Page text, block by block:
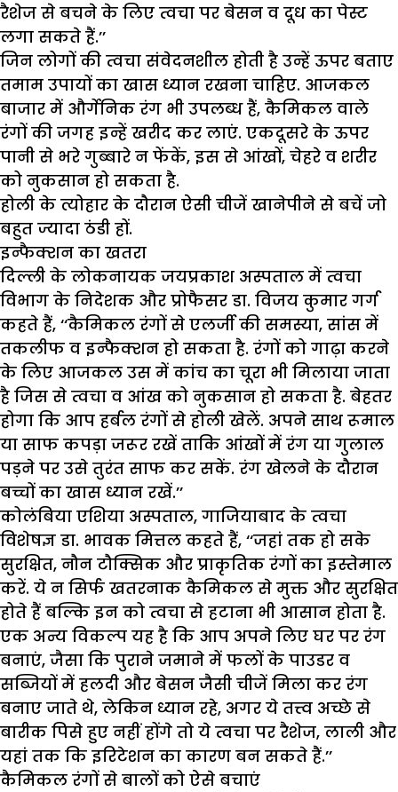
रैशेज से बचने के लिए त्वचा पर बेसन व दूध का पेस्ट
लगा सकते हैं.’’
जिन लोगों की त्वचा संवेदनशील होती है उन्हें ऊपर बताए
तमाम उपायों का खास ध्यान रखना चाहिए. आजकल
बाजार में और्गेनिक रंग भी उपलब्ध हैं, कैमिकल वाले
रंगों की जगह इन्हें खरीद कर लाएं. एकदूसरे के ऊपर
पानी से भरे गुब्बारे न फेंकें, इस से आंखों, चेहरे व शरीर
को नुकसान हो सकता है.
होली के त्योहार के दौरान ऐसी चीजें खानेपीने से बचें जो
बहुत ज्यादा ठंडी हों.
इन्फैक्शन का खतरा
दिल्ली के लोकनायक जयप्रकाश अस्पताल में त्वचा
विभाग के निदेशक और प्रोफैसर डा. विजय कुमार गर्ग
कहते हैं, ‘‘कैमिकल रंगों से एलर्जी की समस्या, सांस में
तकलीफ व इन्फैक्शन हो सकता है. रंगों को गाढ़ा करने
के लिए आजकल उस में कांच का चूरा भी मिलाया जाता
है जिस से त्वचा व आंख को नुकसान हो सकता है. बेहतर
होगा कि आप हर्बल रंगों से होली खेलें. अपने साथ रूमाल
या साफ कपड़ा जरूर रखें ताकि आंखों में रंग या गुलाल
पड़ने पर उसे तुरंत साफ कर सकें. रंग खेलने के दौरान
बच्चों का खास ध्यान रखें.’’
कोलंबिया एशिया अस्पताल, गाजियाबाद के त्वचा
विशेषज्ञ डा. भावक मित्तल कहते हैं, ‘‘जहां तक हो सके
सुरक्षित, नौन टौक्सिक और प्राकृतिक रंगों का इस्तेमाल
करें. ये न सिर्फ खतरनाक कैमिकल से मुक्त और सुरक्षित
होते हैं बल्कि इन को त्वचा से हटाना भी आसान होता है.
एक अन्य विकल्प यह है कि आप अपने लिए घर पर रंग
बनाएं, जैसा कि पुराने जमाने में फलों के पाउडर व
सब्जियों में हलदी और बेसन जैसी चीजें मिला कर रंग
बनाए जाते थे, लेकिन ध्यान रहे, अगर ये तत्त्व अच्छे से
बारीक पिसे हुए नहीं होंगे तो ये त्वचा पर रैशेज, लाली और
यहां तक कि इरिटेशन का कारण बन सकते हैं.’’
कैमिकल रंगों से बालों को ऐसे बचाएं